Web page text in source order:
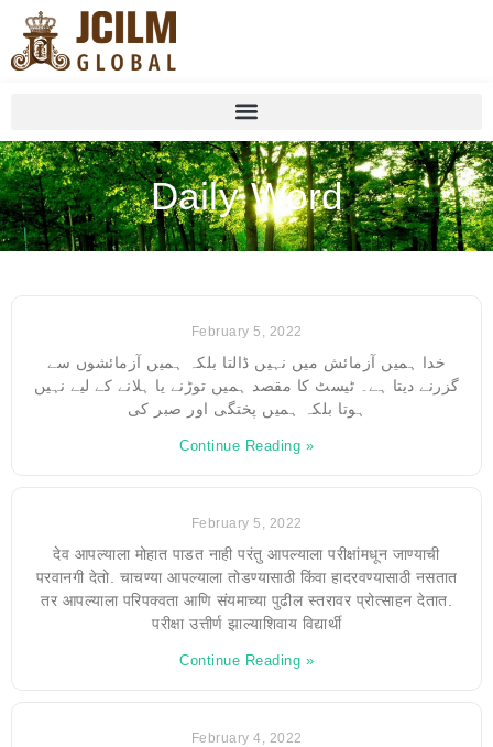
Daily Word
February 5, 2022
خدا ہمیں آزمائش میں نہیں ڈالتا بلکہ ہمیں آزمائشوں سے
گزرنے دیتا ہے۔ ٹیسٹ کا مقصد ہمیں توڑنے یا ہلانے کے لیے نہیں
ہوتا بلکہ ہمیں پختگی اور صبر کی
Continue Reading »
February 5, 2022
देव आपल्याला मोहात पाडत नाही परंतु आपल्याला परीक्षांमधून जाण्याची
परवानगी देतो. चाचण्या आपल्याला तोडण्यासाठी किंवा हादरवण्यासाठी नसतात
तर आपल्याला परिपक्वता आणि संयमाच्या पुढील स्तरावर प्रोत्साहन देतात.
परीक्षा उत्तीर्ण झाल्याशिवाय विद्यार्थी
Continue Reading »
February 4, 2022